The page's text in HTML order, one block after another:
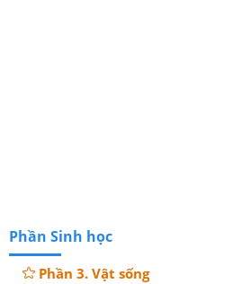
Phần Sinh học
Phần 3. Vật sống